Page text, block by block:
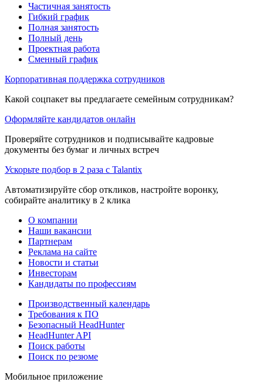
Частичная занятость
Гибкий график
Полная занятость
Полный день
Проектная работа
Сменный график
Корпоративная поддержка сотрудников
Какой соцпакет вы предлагаете семейным сотрудникам?
Оформляйте кандидатов онлайн
Проверяйте сотрудников и подписывайте кадровые
документы без бумаг и личных встреч
Ускорьте подбор в 2 раза с Talantix
Автоматизируйте сбор откликов, настройте воронку,
собирайте аналитику в 2 клика
О компании
Наши вакансии
Партнерам
Реклама на сайте
Новости и статьи
Инвесторам
Кандидаты по профессиям
Производственный календарь
Требования к ПО
Безопасный HeadHunter
HeadHunter API
Поиск работы
Поиск по резюме
Мобильное приложение